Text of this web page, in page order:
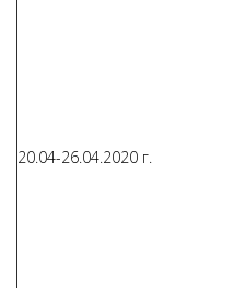
20.04-26.04.2020 г.